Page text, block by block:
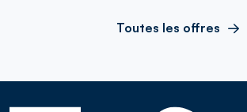
Toutes les offres